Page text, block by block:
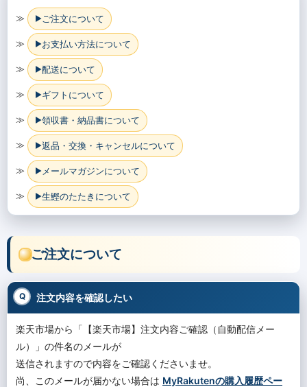
≫ ご注文について
≫ お支払い方法について
≫ 配送について
≫ ギフトについて
≫ 領収書・納品書について
≫ 返品・交換・キャンセルについて
≫ メールマガジンについて
≫ 生鰹のたたきについて
ご注文について
注文内容を確認したい
楽天市場から「【楽天市場】注文内容ご確認（自動配信メー
ル）」の件名のメールが
送信されますので内容をご確認くださいませ。
尚、このメールが届かない場合は MyRakutenの購入履歴ペー